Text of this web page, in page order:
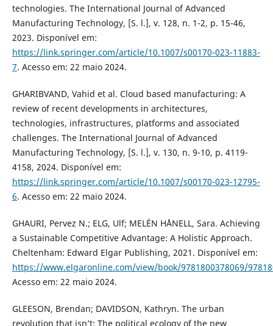
technologies. The International Journal of Advanced
Manufacturing Technology, [S. l.], v. 128, n. 1-2, p. 15-46,
2023. Disponível em:
https://link.springer.com/article/10.1007/s00170-023-11883-
7. Acesso em: 22 maio 2024.
GHARIBVAND, Vahid et al. Cloud based manufacturing: A
review of recent developments in architectures,
technologies, infrastructures, platforms and associated
challenges. The International Journal of Advanced
Manufacturing Technology, [S. l.], v. 130, n. 9-10, p. 4119-
4158, 2024. Disponível em:
https://link.springer.com/article/10.1007/s00170-023-12795-
6. Acesso em: 22 maio 2024.
GHAURI, Pervez N.; ELG, Ulf; MELÉN HÅNELL, Sara. Achieving
a Sustainable Competitive Advantage: A Holistic Approach.
Cheltenham: Edward Elgar Publishing, 2021. Disponível em:
https://www.elgaronline.com/view/book/9781800378069/
Acesso em: 22 maio 2024.
GLEESON, Brendan; DAVIDSON, Kathryn. The urban
revolution that isn’t: The political ecology of the new